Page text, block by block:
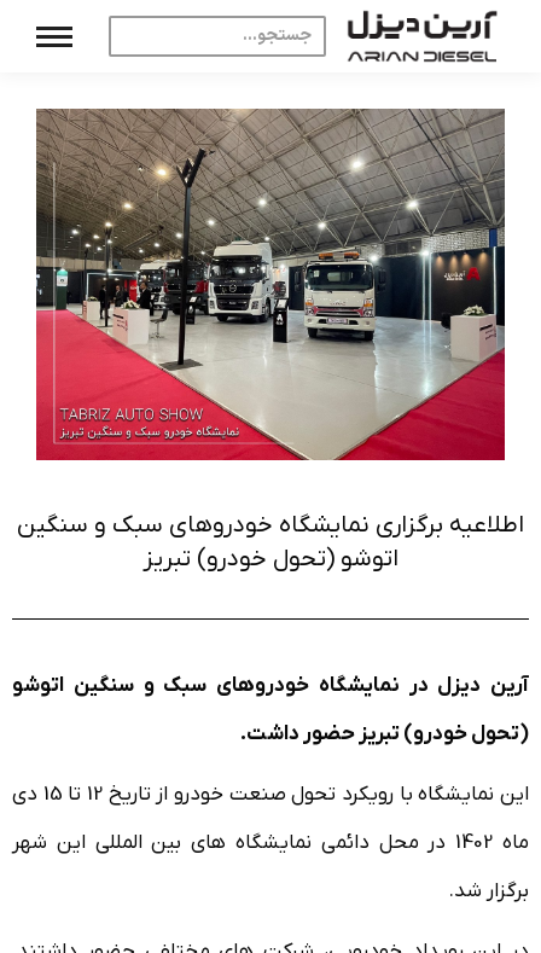
اطلاعیه برگزاری نمایشگاه خودروهای سبک و سنگین
اتوشو (تحول خودرو) تبریز​
آرین دیزل در نمایشگاه خودروهای سبک و سنگین اتوشو
(تحول خودرو) تبریز حضور داشت.
این نمایشگاه با رویکرد تحول صنعت خودرو از تاریخ 12 تا 15 دی
ماه 1402 در محل دائمی نمایشگاه های بین المللی این شهر
برگزار شد.